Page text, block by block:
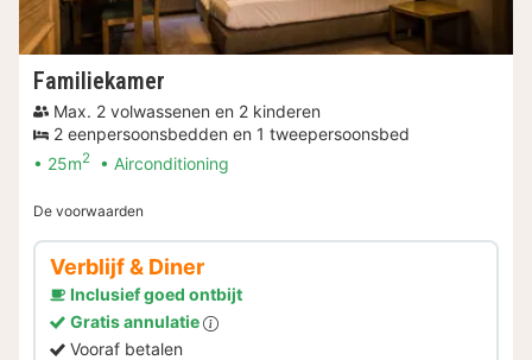
Familiekamer
Max. 2 volwassenen en 2 kinderen
2 eenpersoonsbedden en 1 tweepersoonsbed
25m2 Airconditioning
De voorwaarden
Verblijf & Diner
Inclusief goed ontbijt
Gratis annulatie
Vooraf betalen